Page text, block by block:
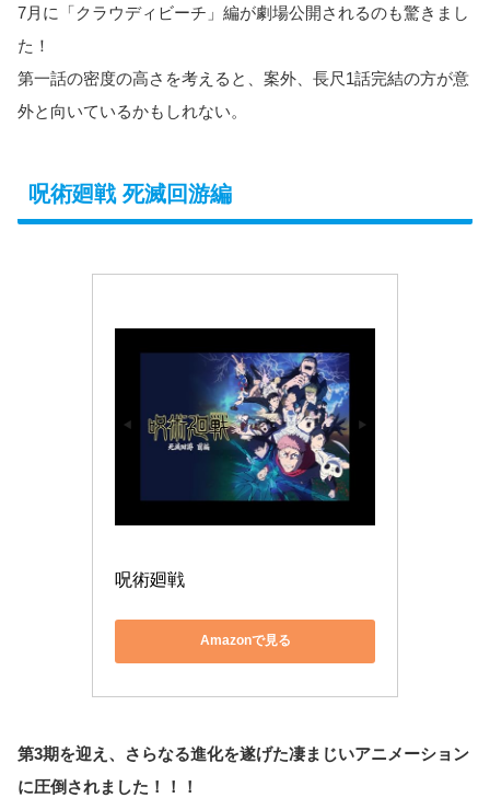
7月に「クラウディビーチ」編が劇場公開されるのも驚きまし
た！
第一話の密度の高さを考えると、案外、長尺1話完結の方が意
外と向いているかもしれない。
呪術廻戦 死滅回游編
呪術廻戦
Amazonで見る
第3期を迎え、さらなる進化を遂げた凄まじいアニメーション
に圧倒されました！！！